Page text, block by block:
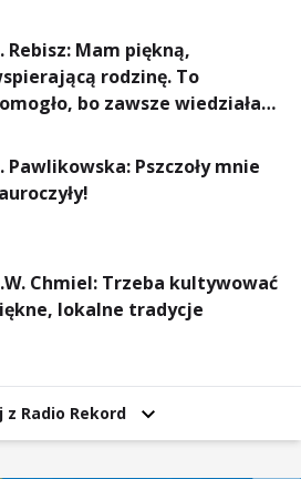
Rebisz: Mam piękną,
rodzinę. To
bo zawsze wiedziałam,
Pawlikowska: Pszczoły mnie
Chmiel: Trzeba kultywować
lokalne tradycje
z Radio Rekord